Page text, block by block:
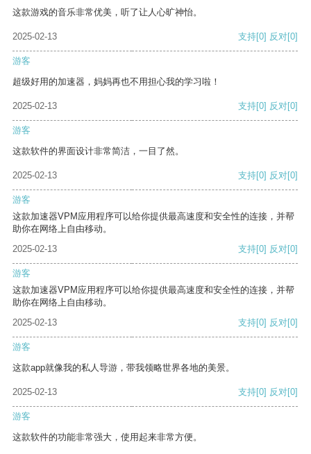
这款游戏的音乐非常优美，听了让人心旷神怡。
2025-02-13 支持[0] 反对[0]
游客
超级好用的加速器，妈妈再也不用担心我的学习啦！
2025-02-13 支持[0] 反对[0]
游客
这款软件的界面设计非常简洁，一目了然。
2025-02-13 支持[0] 反对[0]
游客
这款加速器VPM应用程序可以给你提供最高速度和安全性的连接，并帮
助你在网络上自由移动。
2025-02-13
支持[0] 反对[0]
游客
这款加速器VPM应用程序可以给你提供最高速度和安全性的连接，并帮
助你在网络上自由移动。
2025-02-13
支持[0] 反对[0]
游客
这款app就像我的私人导游，带我领略世界各地的美景。
2025-02-13 支持[0] 反对[0]
游客
这款软件的功能非常强大，使用起来非常方便。